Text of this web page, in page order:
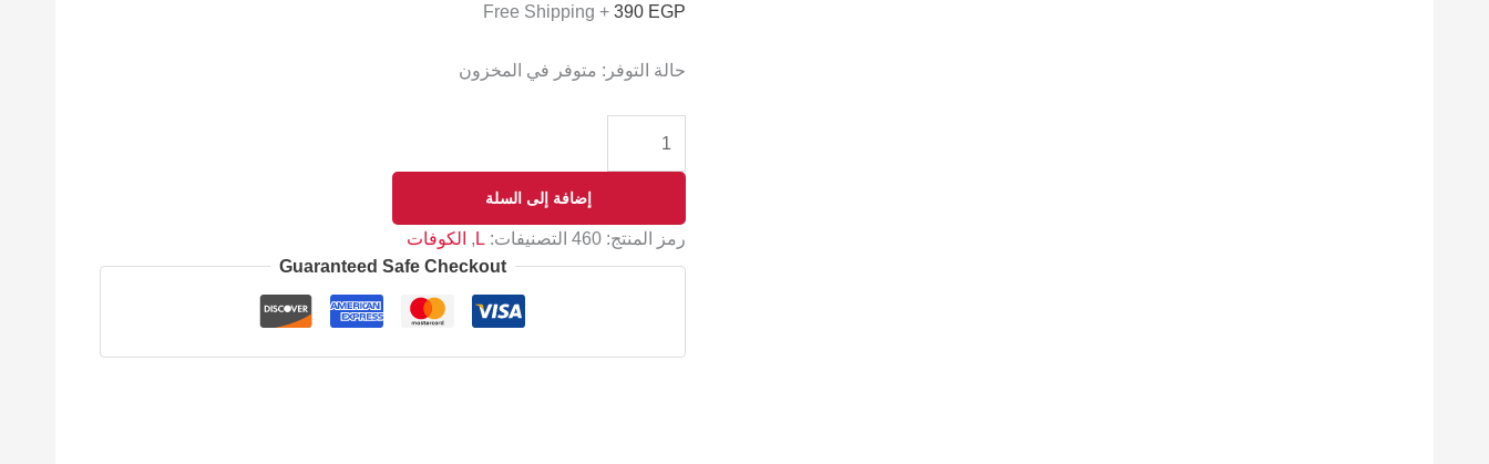
390 EGP
+ Free Shipping
حالة التوفر: متوفر في المخزون
إضافة إلى السلة
رمز المنتج:460 التصنيفات: L
, الكوفات
Guaranteed Safe Checkout